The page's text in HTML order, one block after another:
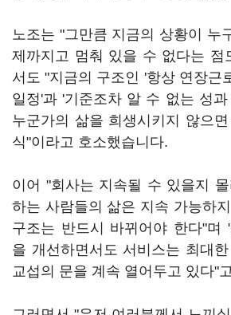
노조는 "그만큼 지금의 상황이 누
제까지고 멈춰 있을 수 없다는 점
서도 "지금의 구조인 '항상 연장근
일정'과 '기준조차 알 수 없는 성
누군가의 삶을 희생시키지 않으
식"이라고 호소했습니다.
이어 "회사는 지속될 수 있을지
하는 사람들의 삶은 지속 가능하
구조는 반드시 바뀌어야 한다"며
을 개선하면서도 서비스는 최대
교섭의 문을 계속 열어두고 있다"